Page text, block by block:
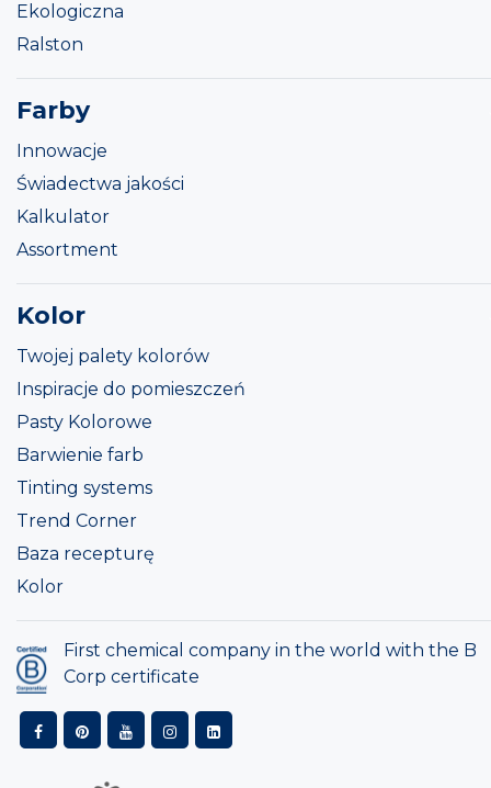
Ekologiczna
Ralston
Farby
Innowacje
Świadectwa jakości
Kalkulator
Assortment
Kolor
Twojej palety kolorów
Inspiracje do pomieszczeń
Pasty Kolorowe
Barwienie farb
Tinting systems
Trend Corner
Baza recepturę
Kolor
First chemical company in the world with the B
Corp certificate